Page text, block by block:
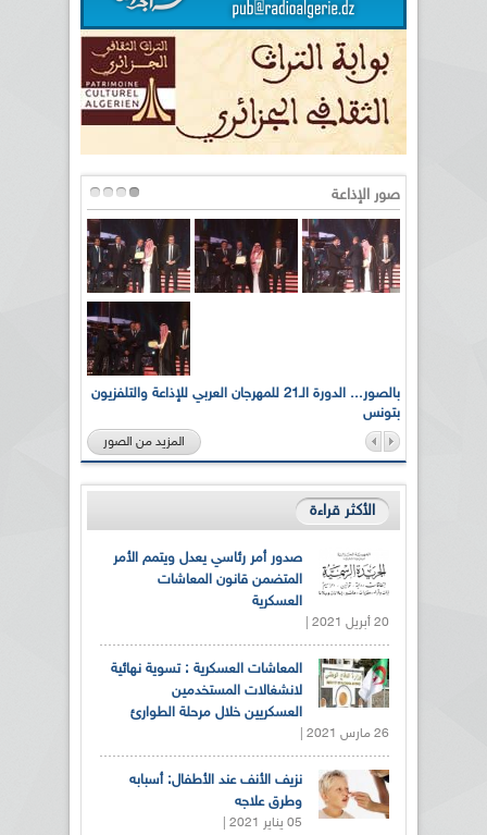
صور الإذاعة
بالصور... الدورة الـ21 للمهرجان العربي للإذاعة والتلفزيون
بتونس
المزيد من الصور
الأكثر قراءة
صدور أمر رئاسي يعدل ويتمم الأمر
المتضمن قانون المعاشات
العسكرية
20 أبريل 2021 |
المعاشات العسكرية : تسوية نهائية
لانشغالات المستخدمين
العسكريين خلال مرحلة الطوارئ
26 مارس 2021 |
نزيف الأنف عند الأطفال: أسبابه
وطرق علاجه
05 يناير 2021 |